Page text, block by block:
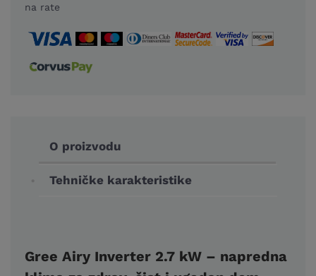
na rate
O proizvodu
Tehničke karakteristike
Gree Airy Inverter 2.7 kW – napredna